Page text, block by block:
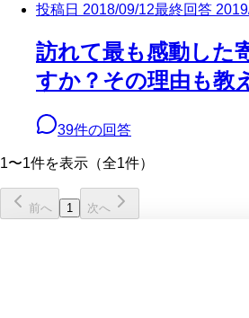
投稿日 2018/09/12最終回答
訪れて最も感動した
すか？その理由も教
39件の回答
1〜1件を表示（全1件）
前へ 1 次へ